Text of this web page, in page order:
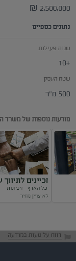
2,500,000 ₪
נתונים כספיים
שנות פעילות
+10
שטח העסק
500 מ״ר
מודעות נוספות של משרד
זכיינים
במותג המוביל
כל הארץ זיכיונות
לא צויין מחיר
דווח על טעות במודעה